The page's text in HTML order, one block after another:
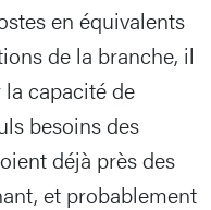
en équivalents
de la branche, il
capacité de
besoins des
déjà près des
et probablement